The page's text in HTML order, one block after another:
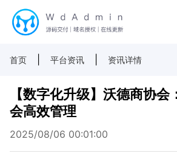
首页 平台资讯 资讯详情
【数字化升级】沃德商协会
会高效管理
2025/08/06 00:01:00